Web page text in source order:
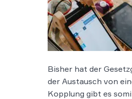
Bisher hat der
der Austausch von
Kopplung gibt es